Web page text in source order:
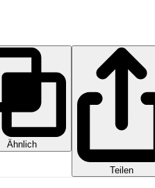
Ähnlich
Teilen